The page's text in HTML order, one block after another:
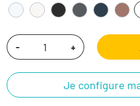
- +
Je configure